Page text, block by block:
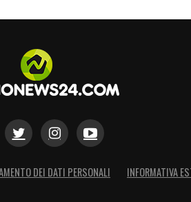
Davide Massaferma il
rigore in favore della
la palla sembra destinata
con grandi riflessi,
DEI DATI PERSONALI INFORMATIVA